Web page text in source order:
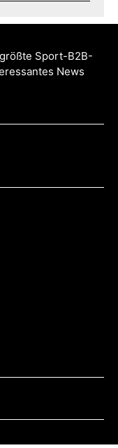
Sport-B2B-
News